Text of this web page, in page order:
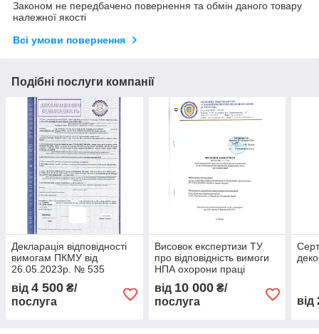
Законом не передбачено повернення та обмін даного товару
належної якості
Всі умови повернення
Подібні послуги компанії
Декларація відповідності
вимогам ПКМУ від
26.05.2023р. № 535
Технічного регламенту
засобів цивільного захисту
від 4 500 ₴/
послуга
Висовок експертизи ТУ
про відповідність вимоги
НПА охорони праці
від 10 000₴/
послуга
від